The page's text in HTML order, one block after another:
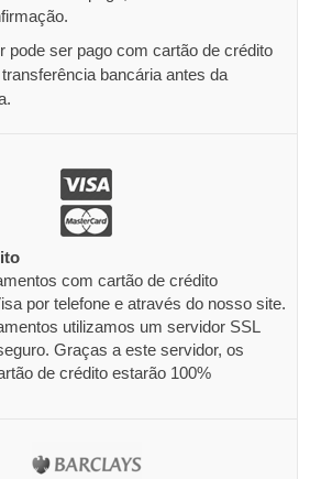
pode ser pago com cartão de crédito
bancária antes da
com cartão de crédito
por telefone e através do nosso site.
utilizamos um servidor SSL
Graças a este servidor, os
de crédito estarão 100%